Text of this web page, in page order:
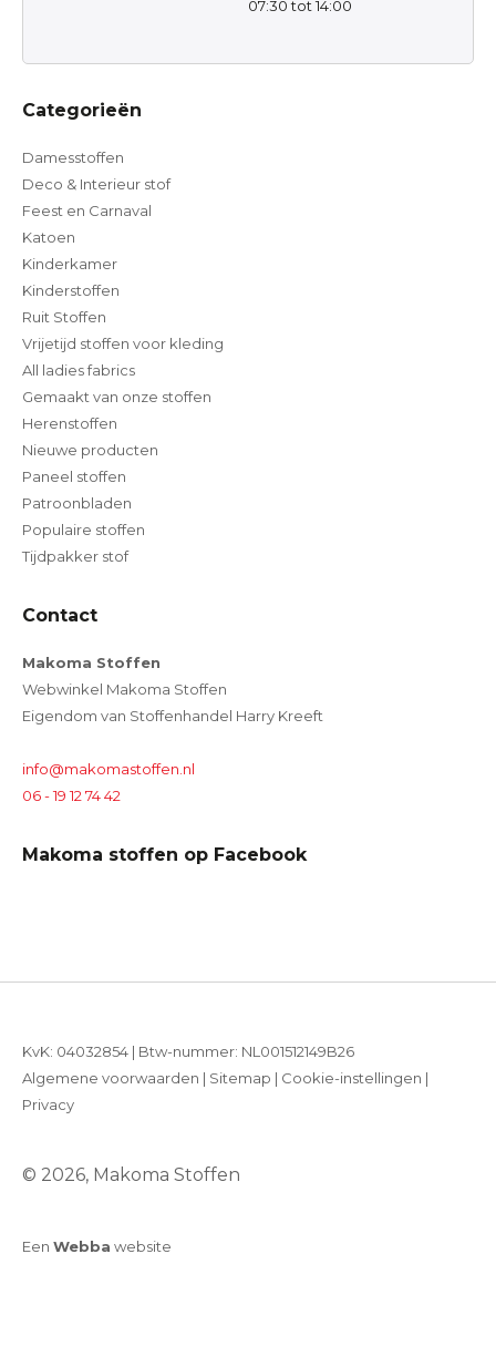
07:30 tot 14:00
Categorieën
Damesstoffen
Deco & Interieur stof
Feest en Carnaval
Katoen
Kinderkamer
Kinderstoffen
Ruit Stoffen
Vrijetijd stoffen voor kleding
All ladies fabrics
Gemaakt van onze stoffen
Herenstoffen
Nieuwe producten
Paneel stoffen
Patroonbladen
Populaire stoffen
Tijdpakker stof
Contact
Makoma Stoffen
Webwinkel Makoma Stoffen
Eigendom van Stoffenhandel Harry Kreeft
info@makomastoffen.nl
06 - 19 12 74 42
Makoma stoffen op Facebook
© 2026, Makoma Stoffen
KvK: 04032854 | Btw-nummer: NL001512149B26
Algemene voorwaarden | Sitemap | Cookie-instellingen |
Privacy
Een Webba website